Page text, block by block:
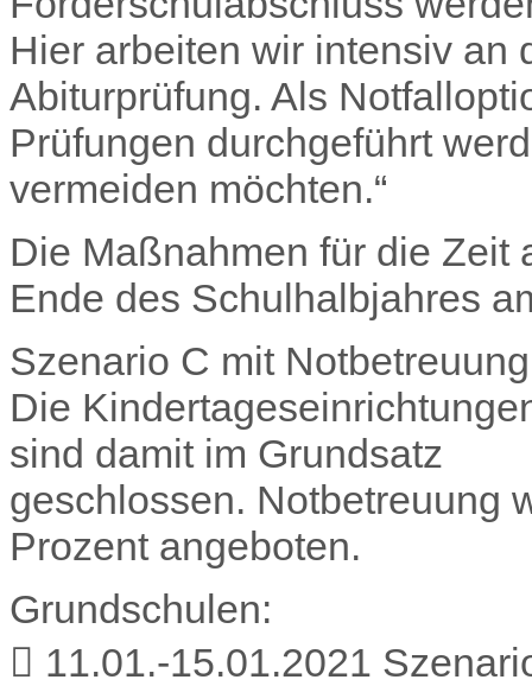
Hier arbeiten wir intensiv an
Abiturprüfung. Als
Prüfungen durchgeführt
vermeiden möchten.“
Die Maßnahmen für die Zeit
Ende des Schulhalbjahres
Szenario C mit
Die
sind damit im Grundsatz
geschlossen. Notbetreuung
Prozent angeboten.
Grundschulen:
 11.01.-15.01.2021